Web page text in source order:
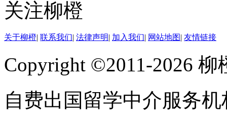
关注柳橙
关于柳橙| 联系我们| 法律声明| 加入我们| 网站地图| 友情链接
Copyright ©2011-2026
自费出国留学中介服务